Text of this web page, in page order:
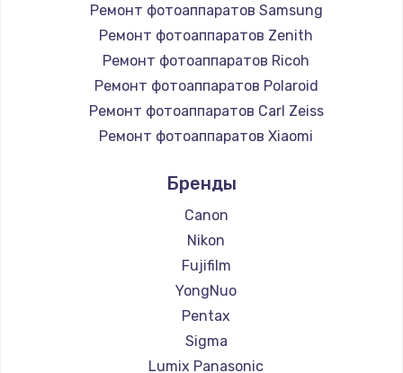
Ремонт фотоаппаратов Samsung
Ремонт фотоаппаратов Zenith
Ремонт фотоаппаратов Ricoh
Ремонт фотоаппаратов Polaroid
Ремонт фотоаппаратов Carl Zeiss
Ремонт фотоаппаратов Xiaomi
Ремонт фотоаппаратов Kodak
Ремонт фотоаппаратов Blackmagic
Бренды
Canon
Nikon
Fujifilm
YongNuo
Pentax
Sigma
Lumix Panasonic